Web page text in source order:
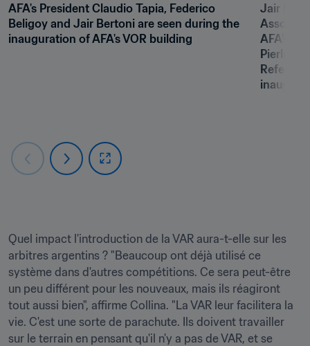
AFA's President Claudio Tapia, Federico
Beligoy and Jair Bertoni are seen during the
inauguration of AFA's VOR building
Jair
AFA’s
Pierluigi
Quel impact l'introduction de la VAR aura-t-elle sur les
arbitres argentins ? "Beaucoup ont déjà utilisé ce
système dans d'autres compétitions. Ce sera peut-être
un peu différent pour les nouveaux, mais ils réagiront
tout aussi bien", affirme Collina. "La VAR leur facilitera la
vie. C'est une sorte de parachute. Ils doivent travailler
sur le terrain en pensant qu'il n'y a pas de VAR, et se